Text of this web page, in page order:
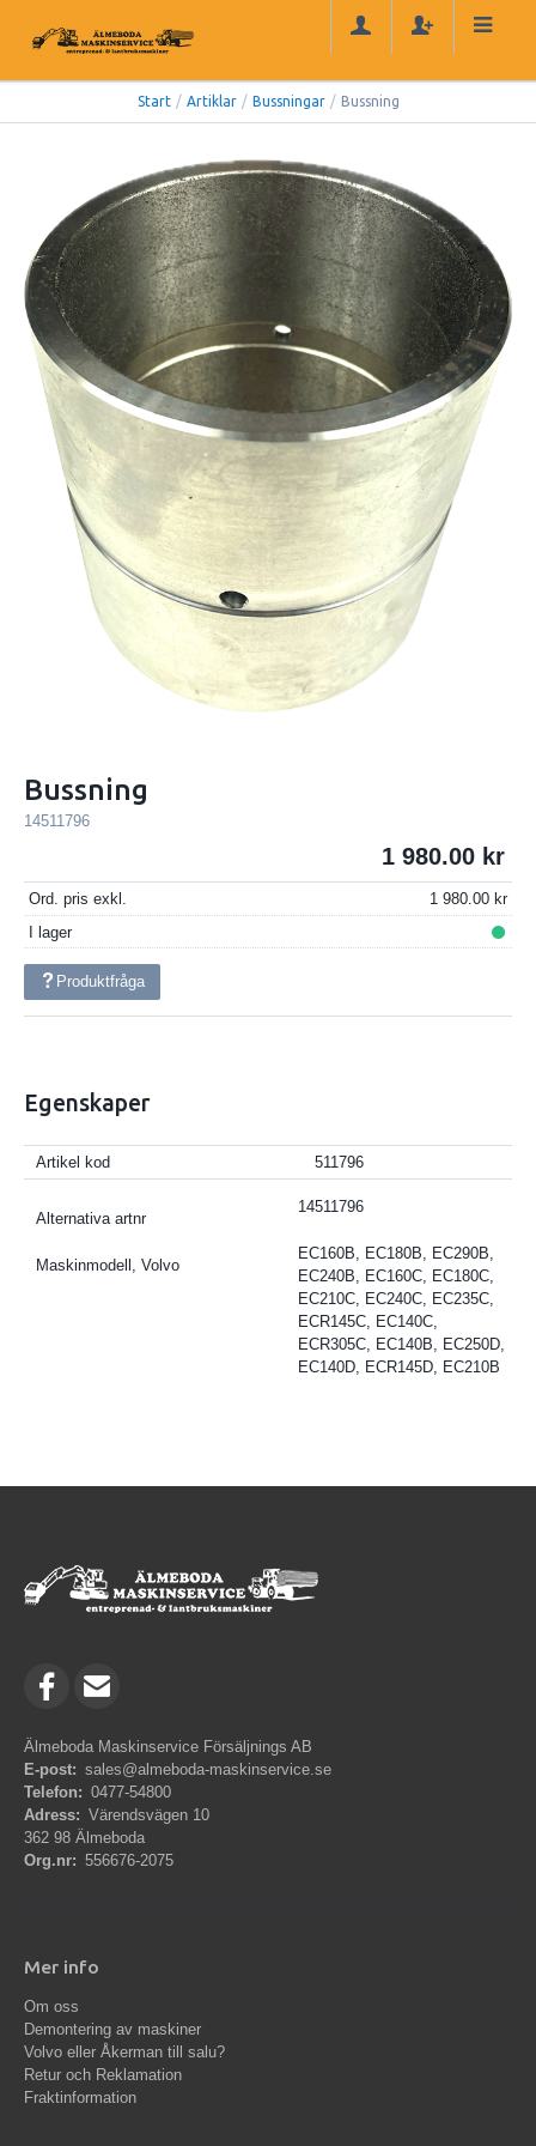
Start / Artiklar / Bussningar / Bussning
Bussning
14511796
1 980.00
Ord. pris exkl.
1 980.00
I lager
Produktfråga
Egenskaper
Artikel kod 511796
Alternativa artnr
14511796
Maskinmodell, Volvo
EC160B, EC180B, EC290B,
EC240B, EC160C, EC180C,
EC210C, EC240C, EC235C,
ECR145C, EC140C,
ECR305C, EC140B, EC250D,
EC140D, ECR145D, EC210B
Älmeboda Maskinservice Försäljnings AB
E-post: sales@almeboda-maskinservice.se
Telefon: 0477-54800
Adress: Värendsvägen 10
362 98 Älmeboda
Org.nr: 556676-2075
Mer info
Om oss
Demontering av maskiner
Volvo eller Åkerman till salu?
Retur och Reklamation
Fraktinformation